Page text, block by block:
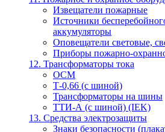
Извещатели пожарные
Источники
аккумуляторы
Оповещатели световые,
Приборы пожарно-
12. Трансформаторы тока
ОСМ
Т-0,66 (с шиной)
Трансформаторы на шины
ТТИ-А (с шиной) (IEK)
13. Средства электрозащиты
Знаки безопасности